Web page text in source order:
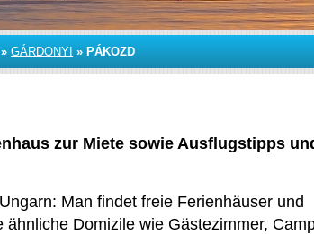
» GÁRDONYI » PÁKOZD
zur Miete sowie Ausflugstipps
Man findet freie Ferienhäuser und
Domizile wie Gästezimmer,